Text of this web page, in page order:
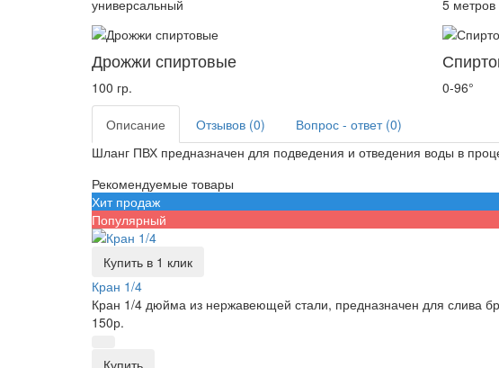
универсальный 5 метров
Дрожжи спиртовые
100 гр. 0-96°
Описание Отзывов (0)
Вопрос - ответ (0)
Шланг ПВХ предназначен для подведения и отведения воды в
Рекомендуемые товары
Хит продаж
Популярный
Купить в 1 клик
Кран 1/4
Кран 1/4 дюйма из нержавеющей стали, предназначен для слива
150р.
Купить